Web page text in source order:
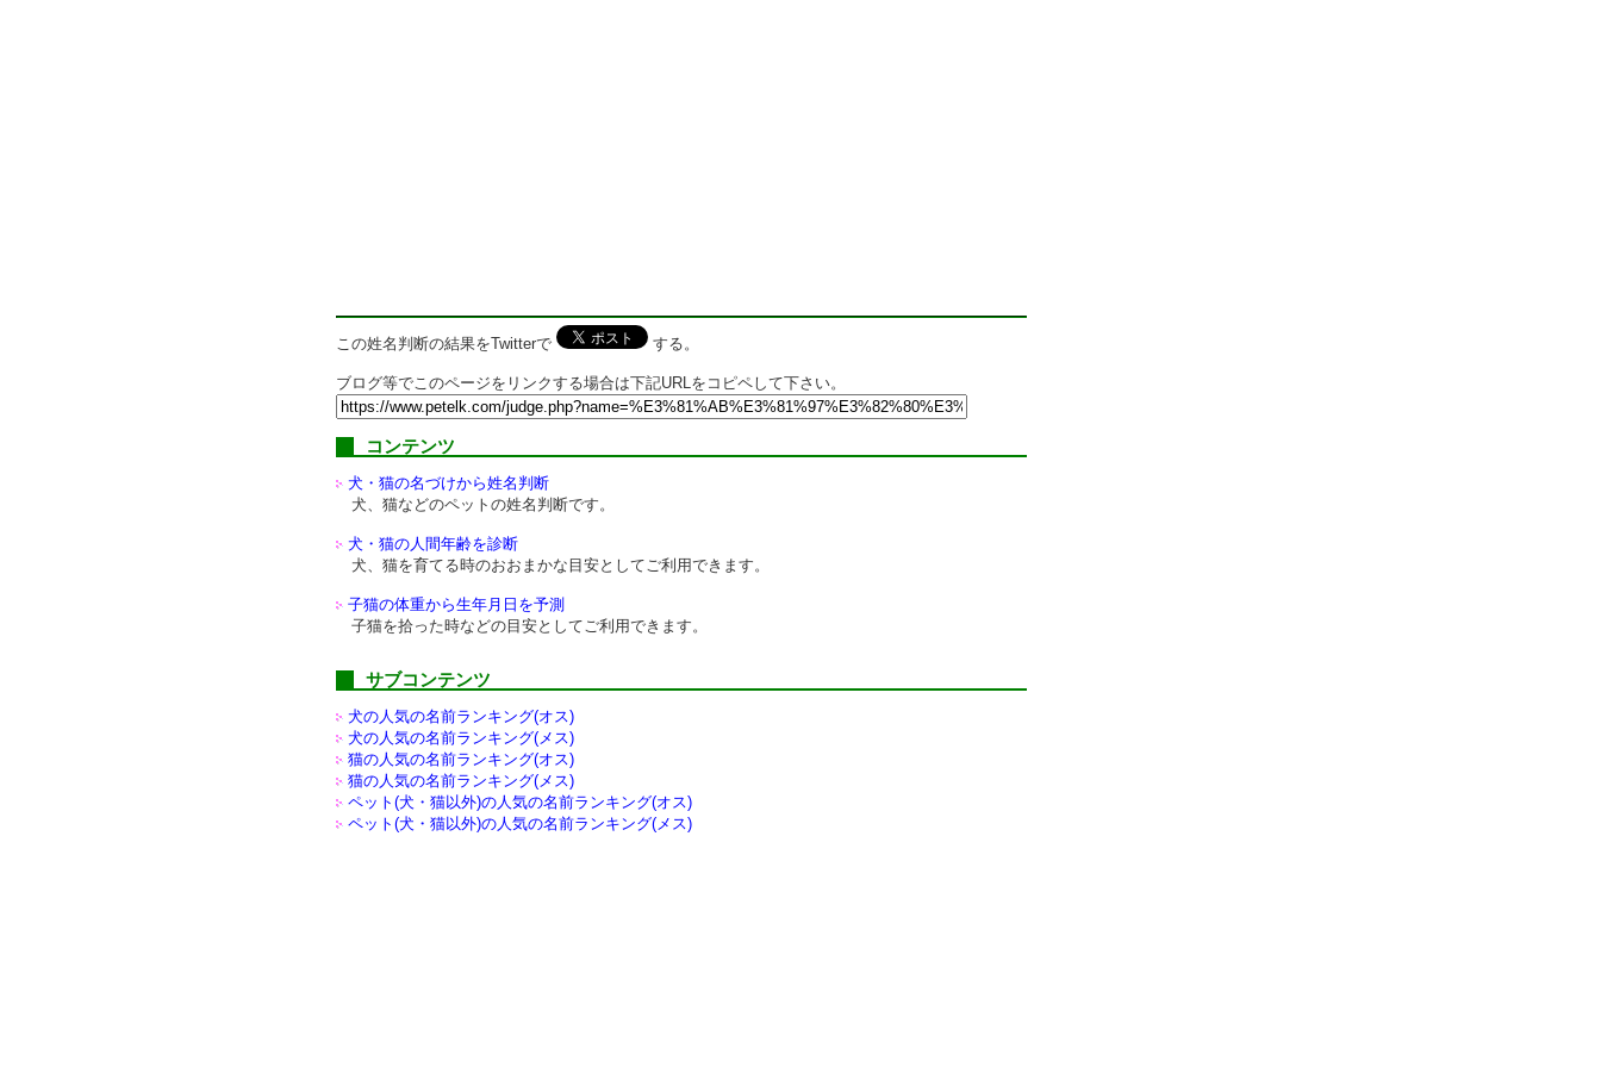
この姓名判断の結果をTwitterで する。
ブログ等でこのページをリンクする場合は下記URLをコピペして下さい。
コンテンツ
犬・猫の名づけから姓名判断
犬、猫などのペットの姓名判断です。
犬・猫の人間年齢を診断
犬、猫を育てる時のおおまかな目安としてご利用できます。
子猫の体重から生年月日を予測
子猫を拾った時などの目安としてご利用できます。
サブコンテンツ
犬の人気の名前ランキング(オス)
犬の人気の名前ランキング(メス)
猫の人気の名前ランキング(オス)
猫の人気の名前ランキング(メス)
ペット(犬・猫以外)の人気の名前ランキング(オス)
ペット(犬・猫以外)の人気の名前ランキング(メス)